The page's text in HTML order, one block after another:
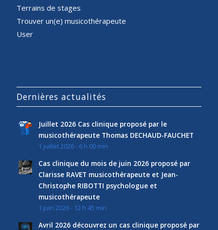
Terrains de stages
Trouver un(e) musicothérapeute
User
Dernières actualités
Juillet 2026 Cas clinique proposé par le
musicothérapeute Thomas DECHAUD-FAUCHET
1 juillet 2026 - 6 h 00 min
Cas clinique du mois de juin 2026 proposé par
Clarisse RAVET musicothérapeute et Jean-
Christophe RIBOTTI psychologue et
musicothérapeute
1 juin 2026 - 12 h 45 min
Avril 2026 découvrez un cas clinique proposé par